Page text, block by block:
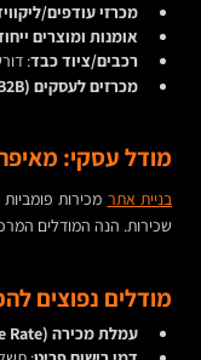
מכרזי עודפים/
אומנות ומוצרים
רכבים/ציוד כבד:
מכרזים לעסקים (B2B)
מודל עסקי:
בניית אתר מכירות
שכירות. הנה המודלים
מודלים נפוצים
עמלת מכירה (Take Rate)